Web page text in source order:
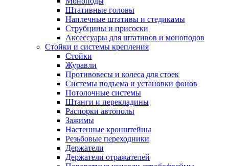
Штативные головы
Наплечные штативы и стедикамы
Струбцины и присоски
Аксессуары для штативов и моноподов
Стойки и системы крепления
Стойки
Журавли
Противовесы и колеса для стоек
Системы подъема и установки фонов
Потолочные системы
Штанги и перекладины
Распорки автополы
Зажимы
Настенные кронштейны
Резьбовые переходники
Держатели
Держатели отражателей